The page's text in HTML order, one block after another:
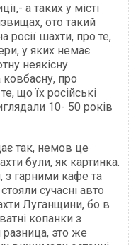
а таких у місті
ото такий
росії шахти, про те,
у яких немає
неякісну
про
що їх російські
10- 50 років
так, немов це
були, як картинка.
з гарними кафе та
сучасні авто
Луганщини, бо в
копанки з
это же